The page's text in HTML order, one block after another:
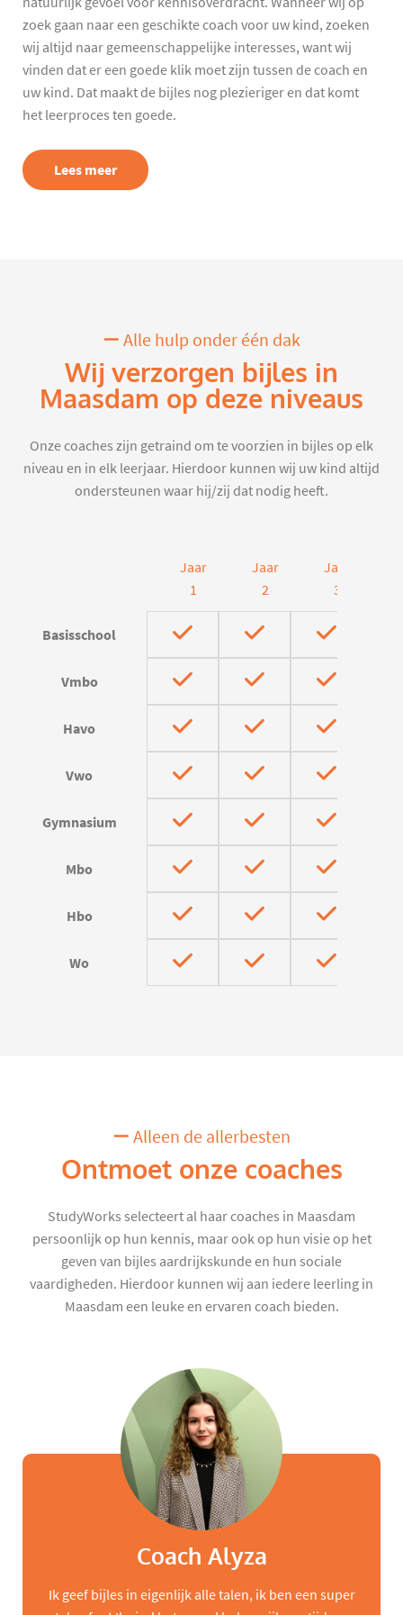
zoek gaan naar een geschikte coach voor uw kind, zoeken
wij altijd naar gemeenschappelijke interesses, want wij
vinden dat er een goede klik moet zijn tussen de coach en
uw kind. Dat maakt de bijles nog plezieriger en dat komt
het leerproces ten goede.
Lees meer
Alle hulp onder één dak
Wij verzorgen bijles in
Maasdam op deze niveaus
Onze coaches zijn getraind om te voorzien in bijles op elk
niveau en in elk leerjaar. Hierdoor kunnen wij uw kind altijd
ondersteunen waar hij/zij dat nodig heeft.
Jaar
1
Jaar
2
Jaar
3
Basisschool
Vmbo
Havo
Vwo
Gymnasium
Mbo
Hbo
Wo
Alleen de allerbesten
Ontmoet onze coaches
StudyWorks selecteert al haar coaches in Maasdam
persoonlijk op hun kennis, maar ook op hun visie op het
geven van bijles aardrijkskunde en hun sociale
vaardigheden. Hierdoor kunnen wij aan iedere leerling in
Maasdam een leuke en ervaren coach bieden.
Coach Alyza
Ik geef bijles in eigenlijk alle talen, ik ben een super